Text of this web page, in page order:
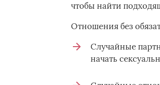
чтобы найти
Отношения без
Случайные
начать